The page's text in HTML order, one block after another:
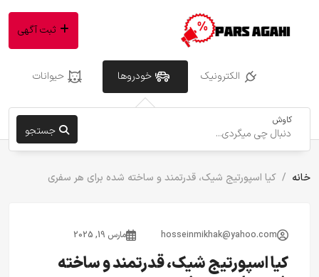
الکترونیک خودروها حیوانات
کاوش
جستجو
ثبت آگهی
خانه کیا اسپورتیج شیک، قدرتمند و ساخته شده برای هر سفری
hosseinmikhak@yahoo.com مارس 19, 2025
کیا اسپورتیج شیک، قدرتمند و ساخته